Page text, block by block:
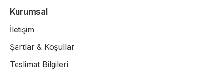
Kurumsal
İletişim
Şartlar & Koşullar
Teslimat Bilgileri